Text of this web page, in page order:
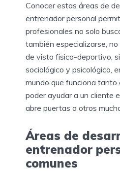
Conocer estas áreas de
entrenador personal
profesionales no solo
también especializarse,
de visto físico-deportivo,
sociológico y psicológico,
mundo que funciona tanto
poder ayudar a un cliente
abre puertas a otros
Áreas de
entrenador
comunes